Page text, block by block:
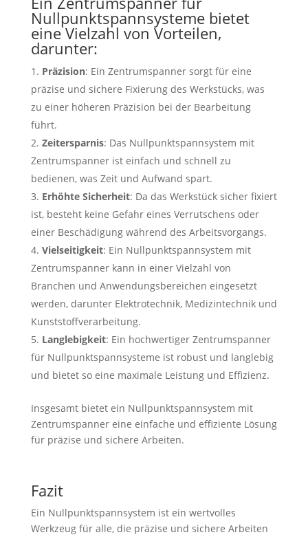
Nullpunktspannsysteme bietet
eine Vielzahl von Vorteilen,
darunter:
Präzision: Ein Zentrumspanner sorgt für eine
präzise und sichere Fixierung des Werkstücks, was
zu einer höheren Präzision bei der Bearbeitung
führt.
Zeitersparnis: Das Nullpunktspannsystem mit
Zentrumspanner ist einfach und schnell zu
bedienen, was Zeit und Aufwand spart.
Erhöhte Sicherheit: Da das Werkstück sicher fixiert
ist, besteht keine Gefahr eines Verrutschens oder
einer Beschädigung während des Arbeitsvorgangs.
Vielseitigkeit: Ein Nullpunktspannsystem mit
Zentrumspanner kann in einer Vielzahl von
Branchen und Anwendungsbereichen eingesetzt
werden, darunter Elektrotechnik, Medizintechnik und
Kunststoffverarbeitung.
Langlebigkeit: Ein hochwertiger Zentrumspanner
für Nullpunktspannsysteme ist robust und langlebig
und bietet so eine maximale Leistung und Effizienz.
Insgesamt bietet ein Nullpunktspannsystem mit
Zentrumspanner eine einfache und effiziente Lösung
für präzise und sichere Arbeiten.
Fazit
Ein Nullpunktspannsystem ist ein wertvolles
Werkzeug für alle, die präzise und sichere Arbeiten